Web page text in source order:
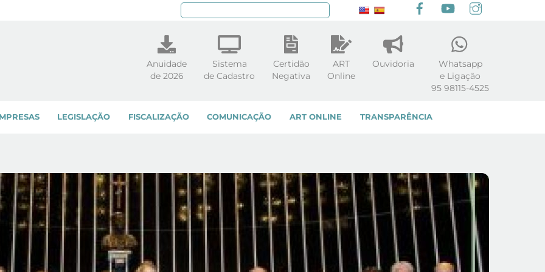
LEGISLAÇÃO FISCALIZAÇÃO COMUNICAÇÃO ART ONLINE TRANSPARÊNCIA
Anuidade
de 2026
Sistema
de Cadastro
Certidão
Negativa
ART
Online
Ouvidoria
Whatsapp
e Ligação
95 98115-4525